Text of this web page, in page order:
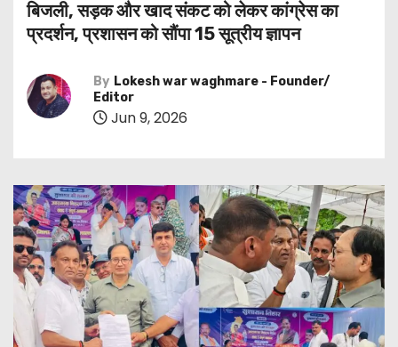
बिजली, सड़क और खाद संकट को लेकर कांग्रेस का
प्रदर्शन, प्रशासन को सौंपा 15 सूत्रीय ज्ञापन
By Lokesh war waghmare - Founder/
Editor
Jun 9, 2026